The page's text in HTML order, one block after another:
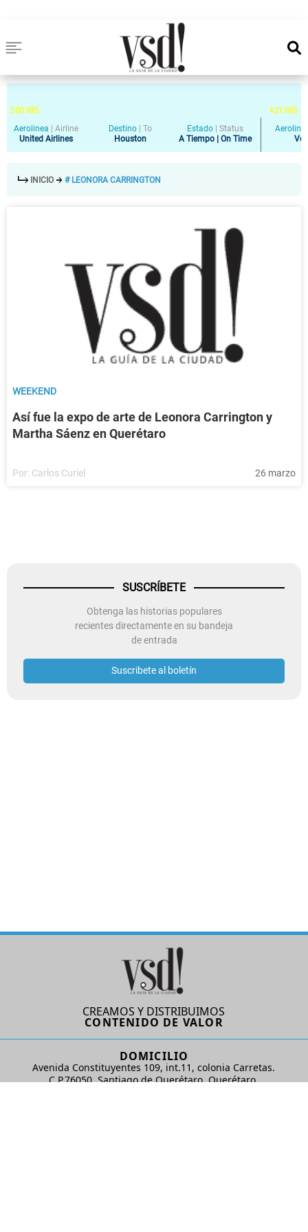
5:00HRS 4:21 HRS
Aerolinea
Airline
United Airlines
Destino
To
Houston
Estado
Status
A Tiempo | On Time
INICIO # LEONORA CARRINGTON
WEEKEND
Así fue la expo de arte de Leonora Carrington y
Martha Sáenz en Querétaro
Por: Carlos Curiel 26 marzo
SUSCRÍBETE
Obtenga las historias populares
recientes directamente en su bandeja
de entrada
Suscribete al boletín
CREAMOS Y DISTRIBUIMOS
CONTENIDO DE VALOR
DOMICILIO
Avenida Constituyentes 109, int.11, colonia Carretas.
C.P.76050. Santiago de Querétaro, Querétaro.